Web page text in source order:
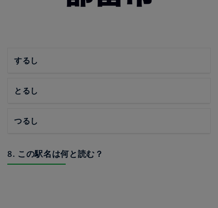
するし
とるし
つるし
8. この駅名は何と読む？